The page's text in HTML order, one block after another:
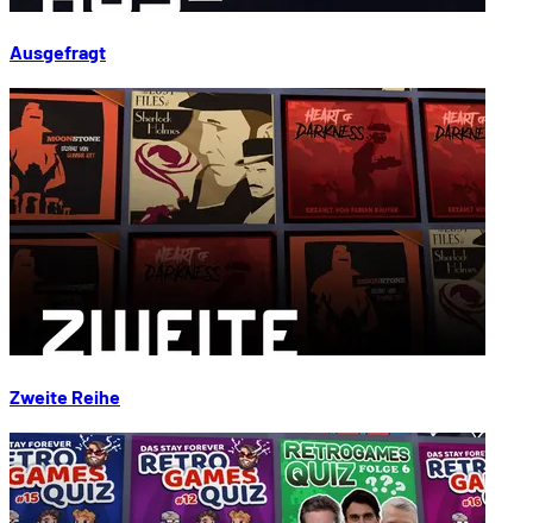
Ausgefragt
Zweite Reihe